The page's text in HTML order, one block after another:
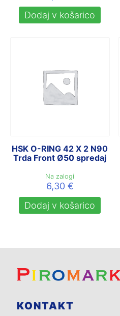
Dodaj v košarico
HSK O-RING 42 X 2 N90
Trda Front Ø50 spredaj
Na zalogi
6,30 €
Dodaj v košarico
KONTAKT